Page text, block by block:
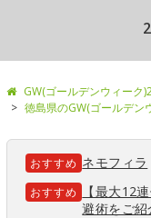
GW(ゴールデンウィーク
徳島県のGW(ゴールデン
おすすめ ネモフィラ
おすすめ
【最大12
避術をご紹